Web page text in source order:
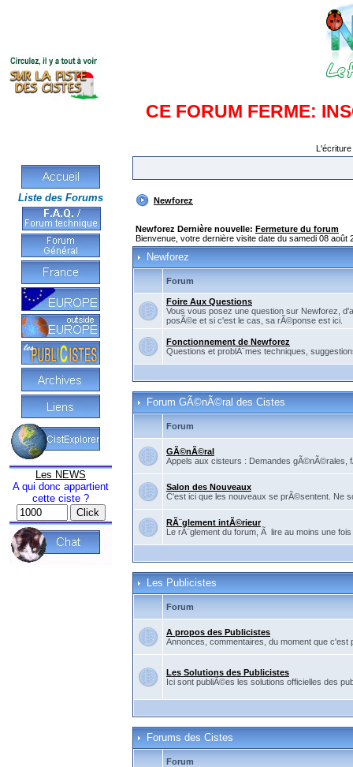
CE FORUM FERME:
Liste des Forums
Les NEWS
A qui donc appartient
cette ciste ?
Newforez
Newforez Dernière nouvelle: Fermeture du forum
Bienvenue, votre dernière visite date du samedi 08 août
Newforez
Forum
Foire Aux Questions
Vous vous posez une question sur Newforez,
posÃ©e et si c'est le cas, sa rÃ©ponse est ici.
Fonctionnement de Newforez
Questions et problÃ¨mes techniques,
Forum GÃ©nÃ©ral des Cistes
Forum
GÃ©nÃ©ral
Appels aux cisteurs : Demandes gÃ©nÃ©rales,
Salon des Nouveaux
C'est ici que les nouveaux se prÃ©sentent. Ne
RÃ¨glement intÃ©rieur
Le rÃ¨glement du forum, Ã lire au moins une
Les Publicistes
Forum
A propos des Publicistes
Annonces, commentaires, du moment que
Les Solutions des Publicistes
Ici sont publiÃ©es les solutions officielles des
Forums des Cistes
Forum